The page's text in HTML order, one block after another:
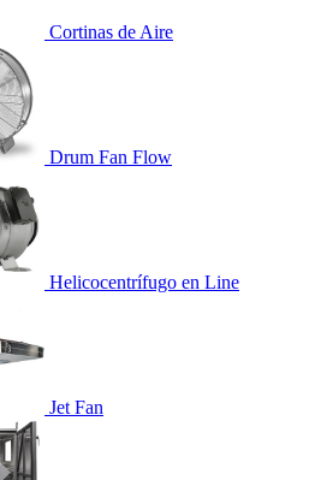
Cortinas de Aire
Drum Fan Flow
Helicocentrífugo en Line
Jet Fan